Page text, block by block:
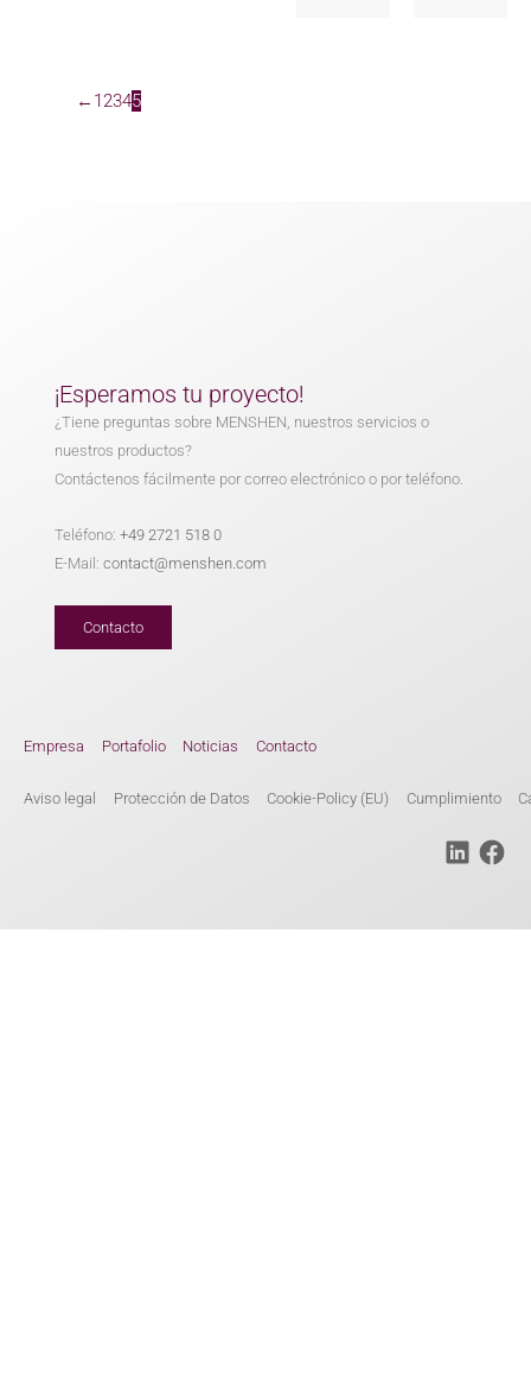
← 12345
¡Esperamos tu proyecto!
¿Tiene preguntas sobre MENSHEN, nuestros servicios o
nuestros productos?
Contáctenos fácilmente por correo electrónico o por teléfono.
Teléfono:+49 2721 518 0
E-Mail:contact@menshen.com
Contacto
Empresa Portafolio Noticias Contacto
Aviso legal Protección de Datos Cookie-Policy (EU) Cumplimiento